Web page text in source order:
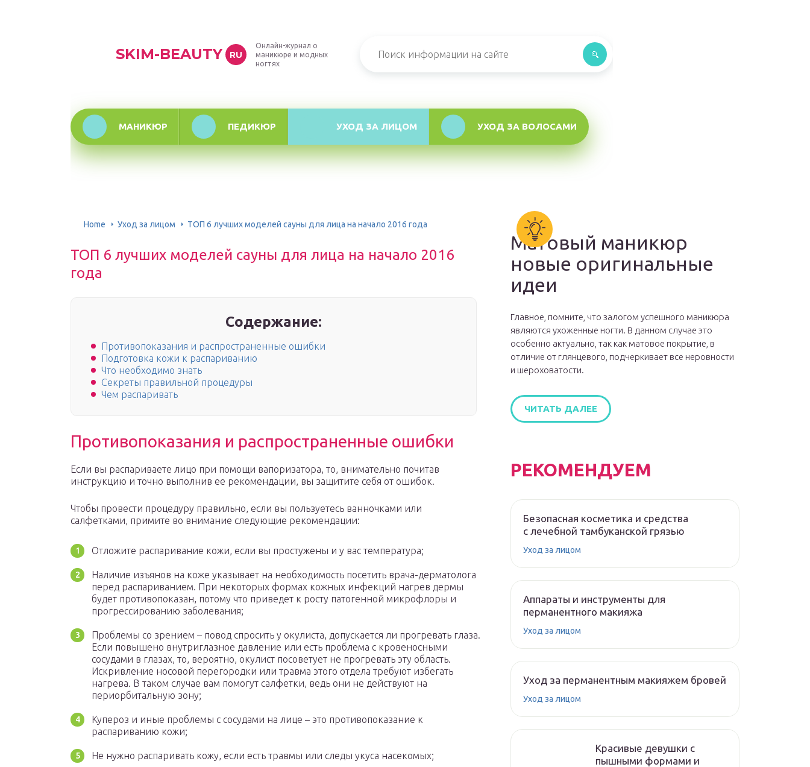
SKIM-BEAUTY RU
Онлайн-журнал о
маникюре и модных
ногтях
МАНИКЮР ПЕДИКЮР УХОД ЗА ЛИЦОМ УХОД ЗА ВОЛОСАМИ
Home Уход за лицом ТОП 6 лучших моделей сауны для лица на начало 2016 года
ТОП 6 лучших моделей сауны для лица на начало 2016
года
Содержание:
Противопоказания и распространенные ошибки
Подготовка кожи к распариванию
Что необходимо знать
Секреты правильной процедуры
Чем распаривать
Противопоказания и распространенные ошибки
Если вы распариваете лицо при помощи вапоризатора, то, внимательно почитав
инструкцию и точно выполнив ее рекомендации, вы защитите себя от ошибок.
Чтобы провести процедуру правильно, если вы пользуетесь ванночками или
салфетками, примите во внимание следующие рекомендации:
Отложите распаривание кожи, если вы простужены и у вас температура;
Наличие изъянов на коже указывает на необходимость посетить врача-дерматолога
перед распариванием. При некоторых формах кожных инфекций нагрев дермы
будет противопоказан, потому что приведет к росту патогенной микрофлоры и
прогрессированию заболевания;
Проблемы со зрением – повод спросить у окулиста, допускается ли прогревать глаза.
Если повышено внутриглазное давление или есть проблема с кровеносными
сосудами в глазах, то, вероятно, окулист посоветует не прогревать эту область.
Искривление носовой перегородки или травма этого отдела требуют избегать
нагрева. В таком случае вам помогут салфетки, ведь они не действуют на
периорбитальную зону;
Купероз и иные проблемы с сосудами на лице – это противопоказание к
распариванию кожи;
Не нужно распаривать кожу, если есть травмы или следы укуса насекомых;
Матовый маникюр
новые оригинальные
идеи
Главное, помните, что залогом успешного маникюра
являются ухоженные ногти. В данном случае это
особенно актуально, так как матовое покрытие, в
отличие от глянцевого, подчеркивает все неровности
и шероховатости.
ЧИТАТЬ ДАЛЕЕ
РЕКОМЕНДУЕМ
Безопасная косметика и средства
с лечебной тамбуканской грязью
Уход за лицом
Аппараты и инструменты для
перманентного макияжа
Уход за лицом
Уход за перманентным макияжем бровей
Уход за лицом
Красивые девушки с
пышными формами и